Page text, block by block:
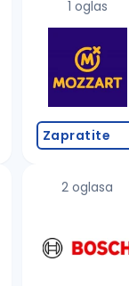
1 oglas
Zapratite
2 oglasa